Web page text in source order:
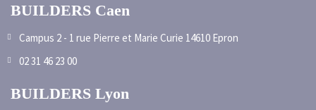
BUILDERS Caen
Campus 2 - 1 rue Pierre et Marie Curie 14610 Epron
02 31 46 23 00
BUILDERS Lyon